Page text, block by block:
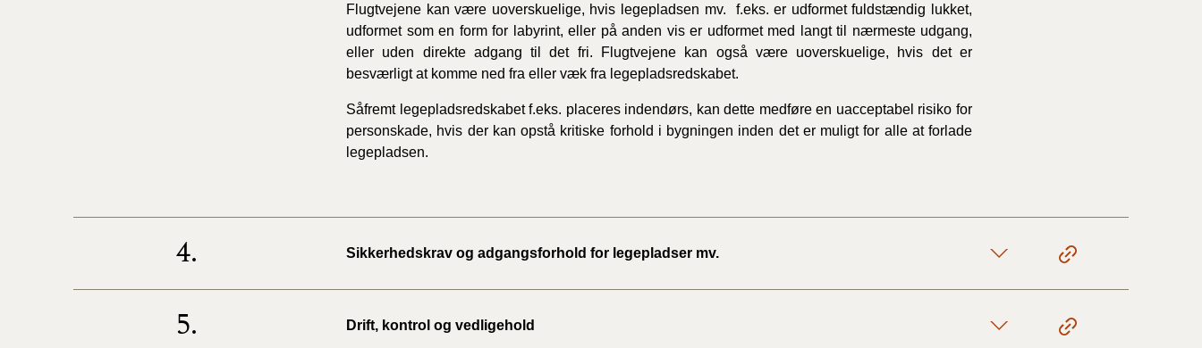
Flugtvejene kan være uoverskuelige, hvis legepladsen mv. f.eks. er udformet fuldstændig lukket,
udformet som en form for labyrint, eller på anden vis er udformet med langt til nærmeste udgang,
eller uden direkte adgang til det fri. Flugtvejene kan også være uoverskuelige, hvis det er
besværligt at komme ned fra eller væk fra legepladsredskabet.
Såfremt legepladsredskabet f.eks. placeres indendørs, kan dette medføre en uacceptabel risiko for
personskade, hvis der kan opstå kritiske forhold i bygningen inden det er muligt for alle at forlade
legepladsen.
4. Sikkerhedskrav og adgangsforhold for legepladser mv.
5. Drift, kontrol og vedligehold